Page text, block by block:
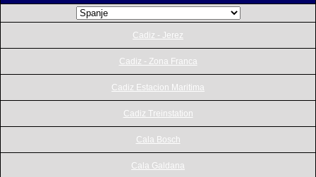
Cadiz - Jerez
Cadiz - Zona Franca
Cadiz Estacion Maritima
Cadiz Treinstation
Cala Bosch
Cala Galdana